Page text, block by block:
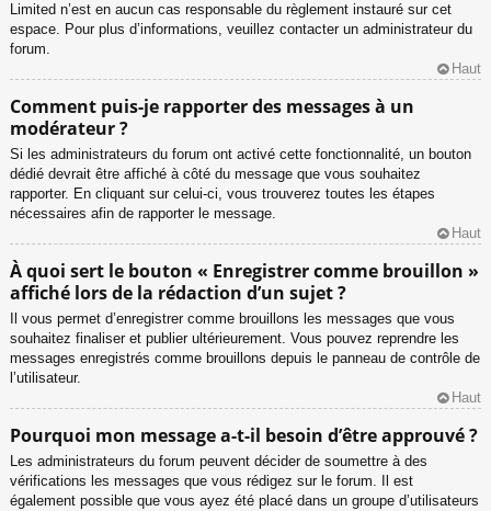
Limited n’est en aucun cas responsable du règlement instauré sur cet
espace. Pour plus d’informations, veuillez contacter un administrateur du
forum.
Haut
Comment puis-je rapporter des messages à un
modérateur ?
Si les administrateurs du forum ont activé cette fonctionnalité, un bouton
dédié devrait être affiché à côté du message que vous souhaitez
rapporter. En cliquant sur celui-ci, vous trouverez toutes les étapes
nécessaires afin de rapporter le message.
Haut
À quoi sert le bouton « Enregistrer comme brouillon »
affiché lors de la rédaction d’un sujet ?
Il vous permet d’enregistrer comme brouillons les messages que vous
souhaitez finaliser et publier ultérieurement. Vous pouvez reprendre les
messages enregistrés comme brouillons depuis le panneau de contrôle de
l’utilisateur.
Haut
Pourquoi mon message a-t-il besoin d’être approuvé ?
Les administrateurs du forum peuvent décider de soumettre à des
vérifications les messages que vous rédigez sur le forum. Il est
également possible que vous ayez été placé dans un groupe d’utilisateurs